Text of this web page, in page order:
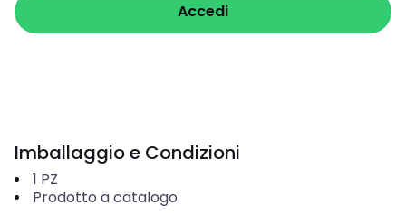
Accedi
Imballaggio e Condizioni
1 PZ
Prodotto a catalogo